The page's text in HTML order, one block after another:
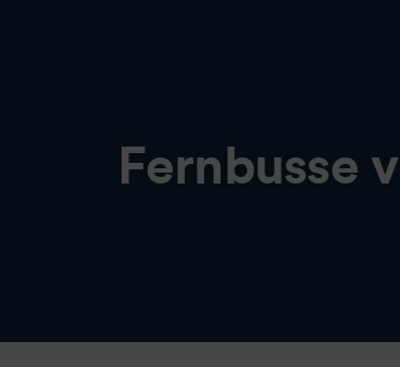
Fernbusse